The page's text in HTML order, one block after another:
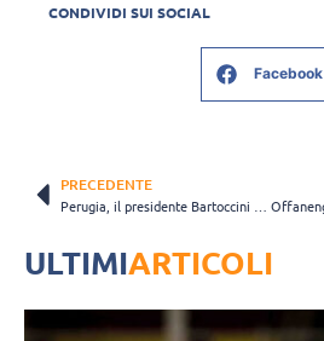
CONDIVIDI SUI SOCIAL
Facebook
PRECEDENTE
ULTIMIARTICOLI